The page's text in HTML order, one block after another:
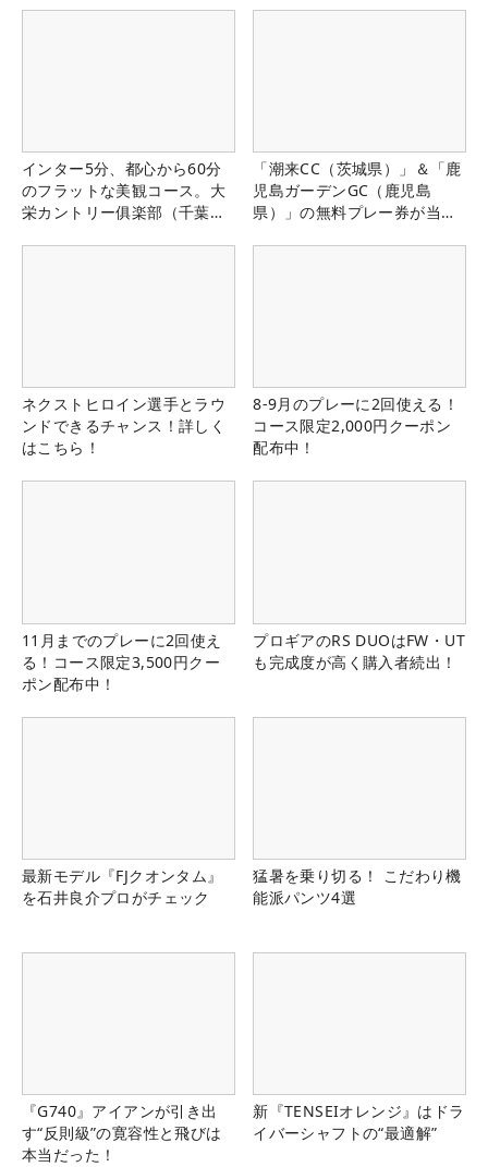
インター5分、都心から60分
のフラットな美観コース。大
栄カントリー俱楽部（千葉
「潮来CC（茨城県）」＆「鹿
児島ガーデンGC（鹿児島
県）」の無料プレー券が当た
ネクストヒロイン選手とラウ
ンドできるチャンス！詳しく
はこちら！
8-9月のプレーに2回使える！
コース限定2,000円クーポン
配布中！
11月までのプレーに2回使え
る！コース限定3,500円クー
ポン配布中！
プロギアのRS DUOはFW・UT
も完成度が高く購入者続出！
最新モデル『FJクオンタム』
を石井良介プロがチェック
猛暑を乗り切る！ こだわり機
能派パンツ4選
『G740』アイアンが引き出
す“反則級”の寛容性と飛びは
本当だった！
新『TENSEIオレンジ』はドラ
イバーシャフトの“最適解”